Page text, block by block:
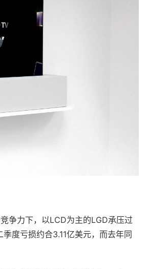
争力下，以LCD为主的LGD承压过
度亏损约合3.11亿美元，而去年同